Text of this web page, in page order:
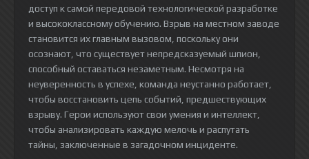
доступ к самой передовой технологической разработке
и высококлассному обучению. Взрыв на местном заводе
становится их главным вызовом, поскольку они
осознают, что существует непредсказуемый шпион,
способный оставаться незаметным. Несмотря на
неуверенность в успехе, команда неустанно работает,
чтобы восстановить цепь событий, предшествующих
взрыву. Герои используют свои умения и интеллект,
чтобы анализировать каждую мелочь и распутать
тайны, заключенные в загадочном инциденте.